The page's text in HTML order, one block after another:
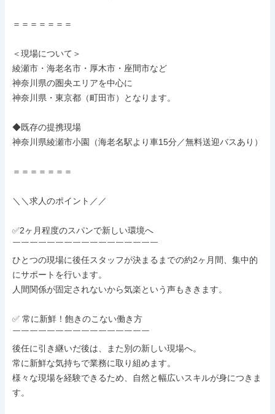
＝＝＝＝＝＝＝
＜現場について＞
綾瀬市・海老名市・厚木市・座間市など
神奈川県の圏央エリアを中心に
神奈川県・東京都（町田市）となります。
◆既存の提携現場
神奈川県綾瀬市小園（海老名駅より車15分／無料送迎バスあり）
＝＝＝＝＝＝＝
＼＼求人のポイント／／
✅2ヶ月程度のスパンで新しい環境へ
￣￣￣￣￣￣￣￣￣￣￣￣￣￣￣￣￣
ひとつの現場に後任スタッフが決まるまでの約2ヶ月間、集中的
にサポートを行います。
人間関係が固定されないから気楽という声もききます。
✅ 常に新鮮！飽きのこない働き方
￣￣￣￣￣￣￣￣￣￣￣￣￣￣￣￣
後任に引き継いだ後は、また別の新しい現場へ。
常に新鮮な気持ちで業務に取り組めます。
様々な現場を経験できるため、自然と幅広いスキルが身につきま
す。